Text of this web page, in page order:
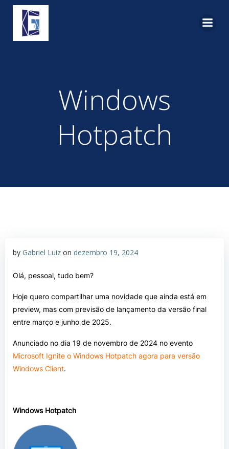
Windows
Hotpatch
by Gabriel Luiz on dezembro 19, 2024
Olá, pessoal, tudo bem?
Hoje quero compartilhar uma novidade que ainda está em
preview, mas com previsão de lançamento da versão final
entre março e junho de 2025.
Anunciado no dia 19 de novembro de 2024 no evento
Microsoft Ignite o Windows Hotpatch agora para versão
Windows Client.
Windows Hotpatch